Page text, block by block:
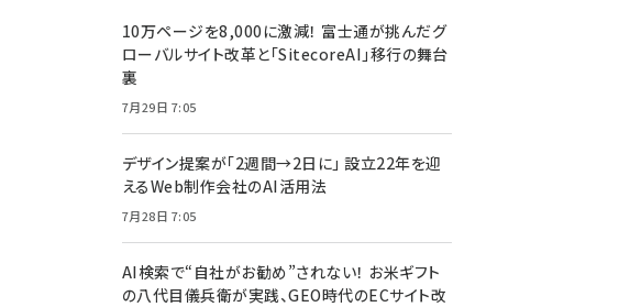
10万ページを8,000に激減！ 富士通が挑んだグ
ローバルサイト改革と「SitecoreAI」移行の舞台
裏
7月29日 7:05
デザイン提案が「2週間→2日に」 設立22年を迎
えるWeb制作会社のAI活用法
7月28日 7:05
AI検索で“自社がお勧め”されない！ お米ギフト
の八代目儀兵衛が実践、GEO時代のECサイト改